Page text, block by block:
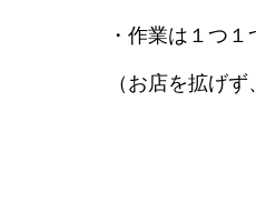
・作業は１つ
（お店を拡げず